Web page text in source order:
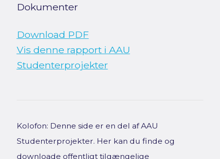
Dokumenter
Download PDF
Vis denne rapport i AAU
Studenterprojekter
Kolofon: Denne side er en del af AAU
Studenterprojekter. Her kan du finde og
downloade offentligt tilgængelige